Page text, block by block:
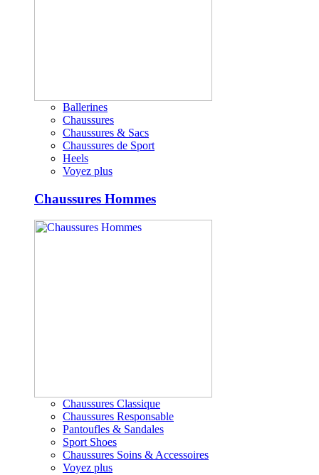
Ballerines
Chaussures
Chaussures & Sacs
Chaussures de Sport
Heels
Voyez plus
Chaussures Hommes
Chaussures Classique
Chaussures Responsable
Pantoufles & Sandales
Sport Shoes
Chaussures Soins & Accessoires
Voyez plus